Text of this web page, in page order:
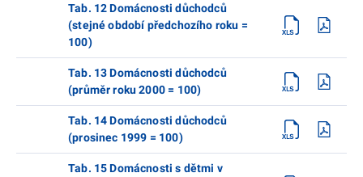
Tab. 12 Domácnosti důchodců
(stejné období předchozího roku =
100)
Tab. 13 Domácnosti důchodců
(průměr roku 2000 = 100)
Tab. 14 Domácnosti důchodců
(prosinec 1999 = 100)
Tab. 15 Domácnosti s dětmi v